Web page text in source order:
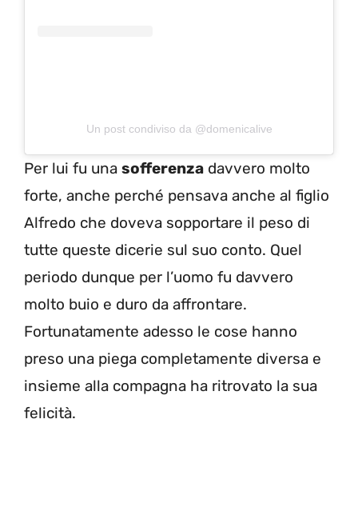
Un post condiviso da @domenicalive
Per lui fu una sofferenza davvero molto
forte, anche perché pensava anche al figlio
Alfredo che doveva sopportare il peso di
tutte queste dicerie sul suo conto. Quel
periodo dunque per l’uomo fu davvero
molto buio e duro da affrontare.
Fortunatamente adesso le cose hanno
preso una piega completamente diversa e
insieme alla compagna ha ritrovato la sua
felicità.